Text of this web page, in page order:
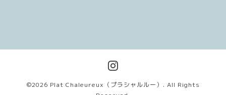
©2026 Plat Chaleureux（プラシャルルー） . All Rights